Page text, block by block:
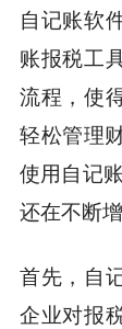
自记账软
账报税工
流程，使
轻松管理
使用自记
还在不断增
首先，自
企业对报